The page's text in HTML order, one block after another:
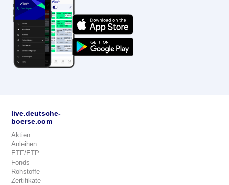
live.deutsche-
boerse.com
Aktien
Anleihen
ETF/ETP
Fonds
Rohstoffe
Zertifikate